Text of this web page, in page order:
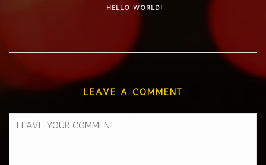
HELLO WORLD!
LEAVE A COMMENT